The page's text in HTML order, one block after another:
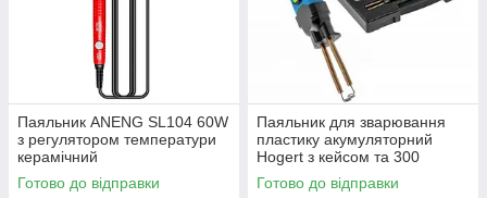
Паяльник ANENG SL104 60W
з регулятором температури
керамічний
Готово до відправки
Паяльник для зварювання
пластику акумуляторний
Hogert з кейсом та 300
скобами в комплекті
Готово до відправки